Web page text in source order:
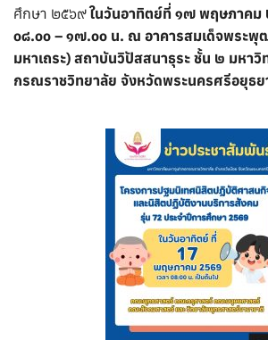
ศึกษา ๒๕๖๙ในวันอาทิตย์ที่ ๑๗ พฤษภาคม
๐๘.๐๐ – ๑๗.๐๐ น. ณ อาคารสมเด็จพระพุ
มหาเถระ) สถาบันวิปัสสนาธุระ ชั้น ๒ มหา
กรณราชวิทยาลัย จังหวัดพระนครศรีอยุธย